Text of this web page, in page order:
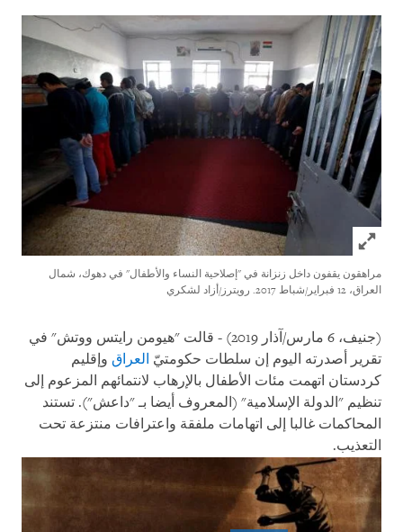
Click to expand Image
مراهقون يقفون داخل زنزانة في "إصلاحية النساء والأطفال" في دهوك، شمال
العراق، 12
فبراير/شباط 2017. رويترز/أزاد لشكري
(جنيف، 6 مارس/آذار 2019) - قالت "هيومن رايتس ووتش" في
تقرير أصدرته اليوم إن سلطات حكومتيّ العراق وإقليم
كردستان اتهمت مئات الأطفال بالإرهاب لانتمائهم المزعوم إلى
تنظيم "الدولة الإسلامية" (المعروف أيضا بـ "داعش"). تستند
المحاكمات غالبا إلى اتهامات ملفقة واعترافات منتزعة تحت
التعذيب.